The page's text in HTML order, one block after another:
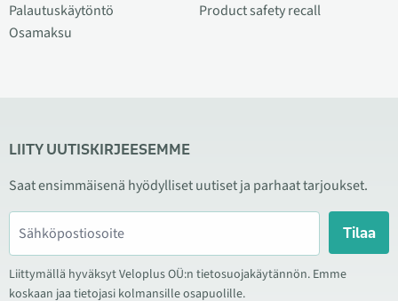
Palautuskäytöntö
Osamaksu
Product safety recall
LIITY UUTISKIRJEESEMME
Saat ensimmäisenä hyödylliset uutiset ja parhaat tarjoukset.
Tilaa
Liittymällä hyväksyt Veloplus OÜ:n tietosuojakäytännön. Emme
koskaan jaa tietojasi kolmansille osapuolille.